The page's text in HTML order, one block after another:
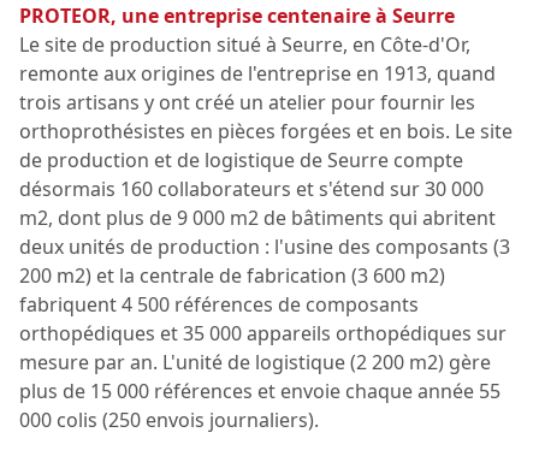
PROTEOR, une entreprise centenaire à Seurre
Le site de production situé à Seurre, en Côte-d'Or,
remonte aux origines de l'entreprise en 1913, quand
trois artisans y ont créé un atelier pour fournir les
orthoprothésistes en pièces forgées et en bois. Le site
de production et de logistique de Seurre compte
désormais 160 collaborateurs et s'étend sur 30 000
m2, dont plus de 9 000 m2 de bâtiments qui abritent
deux unités de production : l'usine des composants (3
200 m2) et la centrale de fabrication (3 600 m2)
fabriquent 4 500 références de composants
orthopédiques et 35 000 appareils orthopédiques sur
mesure par an. L'unité de logistique (2 200 m2) gère
plus de 15 000 références et envoie chaque année 55
000 colis (250 envois journaliers).